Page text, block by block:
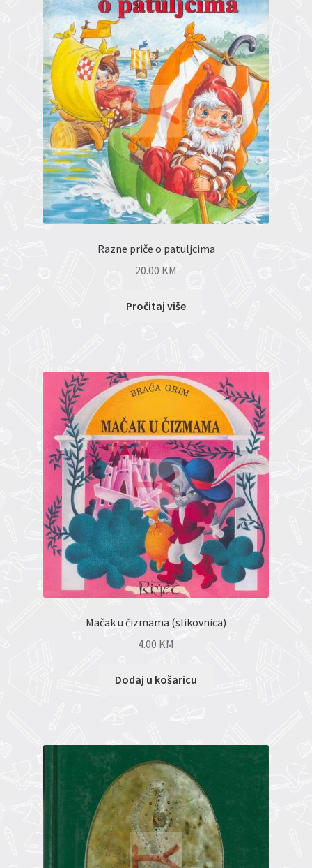
Razne priče o patuljcima
20.00 KM
Pročitaj više
Mačak u čizmama (slikovnica)
4.00 KM
Dodaj u košaricu